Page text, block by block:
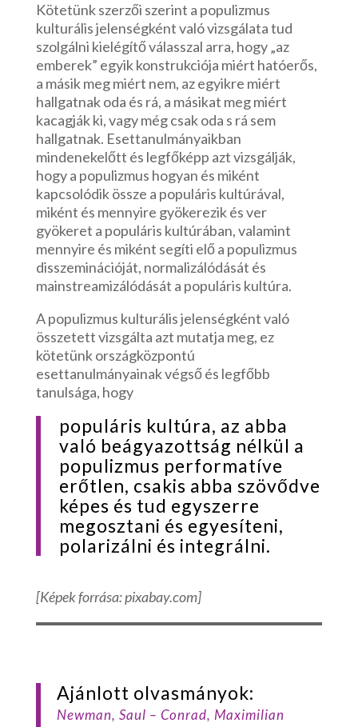
Kötetünk szerzői szerint a populizmus
kulturális jelenségként való vizsgálata tud
szolgálni kielégítő válasszal arra, hogy „az
emberek” egyik konstrukciója miért hatóerős,
a másik meg miért nem, az egyikre miért
hallgatnak oda és rá, a másikat meg miért
kacagják ki, vagy még csak oda s rá sem
hallgatnak. Esettanulmányaikban
mindenekelőtt és legfőképp azt vizsgálják,
hogy a populizmus hogyan és miként
kapcsolódik össze a populáris kultúrával,
miként és mennyire gyökerezik és ver
gyökeret a populáris kultúrában, valamint
mennyire és miként segíti elő a populizmus
disszeminációját, normalizálódását és
mainstreamizálódását a populáris kultúra.
A populizmus kulturális jelenségként való
összetett vizsgálta azt mutatja meg, ez
kötetünk országközpontú
esettanulmányainak végső és legfőbb
tanulsága, hogy
populáris kultúra, az abba
való beágyazottság nélkül a
populizmus performatíve
erőtlen, csakis abba szövődve
képes és tud egyszerre
megosztani és egyesíteni,
polarizálni és integrálni.
[Képek forrása: pixabay.com]
Ajánlott olvasmányok:
Newman, Saul – Conrad, Maximilian